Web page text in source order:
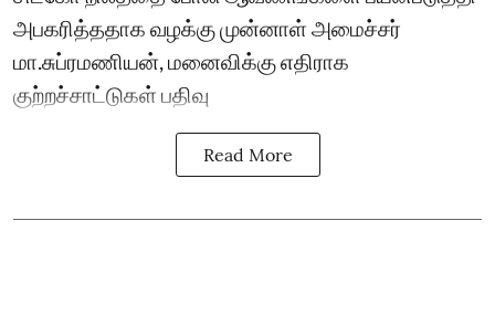
அபகரித்ததாக வழக்கு முன்னாள் அமைச்சர்
மா.சுப்ரமணியன், மனைவிக்கு எதிராக
குற்றச்சாட்டுகள் பதிவு
Read More